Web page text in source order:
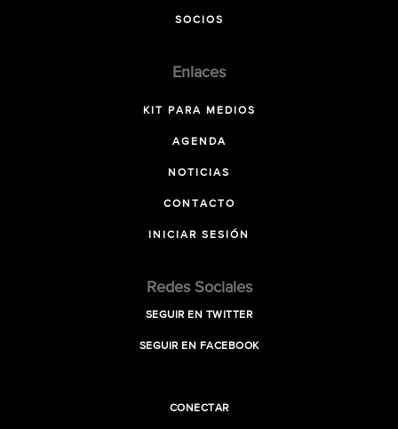
SOCIOS
Enlaces
KIT PARA MEDIOS
AGENDA
NOTICIAS
CONTACTO
INICIAR SESIÓN
Redes Sociales
SEGUIR EN TWITTER
SEGUIR EN FACEBOOK
CONECTAR